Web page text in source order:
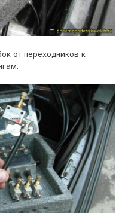
от переходников к